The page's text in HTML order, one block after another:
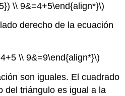
\\ 9&=4+5\end{align*}\)
derecho de la ecuación
\\ 9&=9\end{align*}\)
son iguales. El cuadrado
del triángulo es igual a la